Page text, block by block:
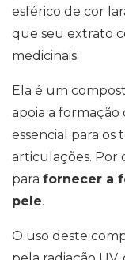
esférico de cor
que seu extrato
medicinais.
Ela é um
apoia a
essencial para os
articulações. Por
para fornecer a
pele.
O uso deste